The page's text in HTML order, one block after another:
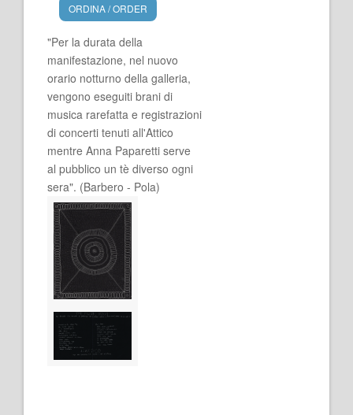
ORDINA / ORDER
"Per la durata della
manifestazione, nel nuovo
orario notturno della galleria,
vengono eseguiti brani di
musica rarefatta e registrazioni
di concerti tenuti all'Attico
mentre Anna Paparetti serve
al pubblico un tè diverso ogni
sera". (Barbero - Pola)